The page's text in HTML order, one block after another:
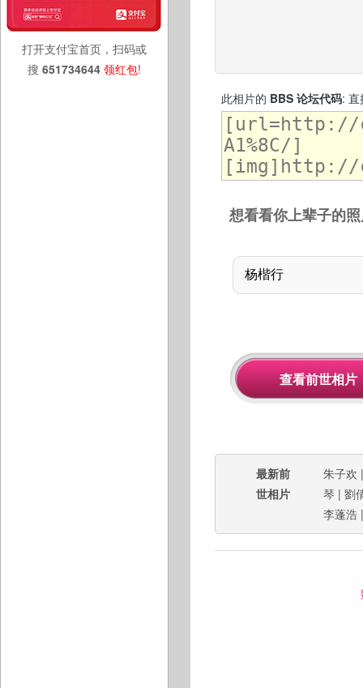
打开支付宝首页，扫码或
搜 651734644 领红包!
此相片的 BBS 论坛代码: 直
想看看你上辈子的
最新前
世相片
朱子欢
琴 | 劉
李蓬浩